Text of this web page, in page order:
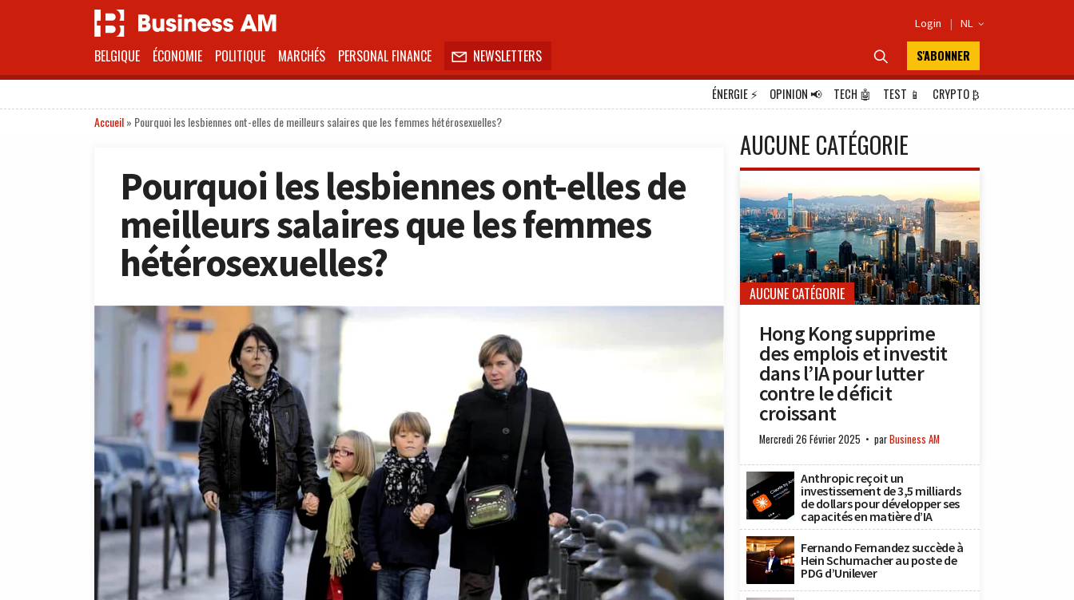
Login | NL 
BELGIQUE ÉCONOMIE POLITIQUE MARCHÉS PERSONAL FINANCE  NEWSLETTERS  S'ABONNER
ÉNERGIE⚡ OPINION📢 TECH 🤖 TEST 📱 CRYPTO₿
Accueil» Pourquoi les lesbiennes ont-elles de meilleurs salaires que les femmes hétérosexuelles?
Pourquoi les lesbiennes ont-elles de
meilleurs salaires que les femmes
hétérosexuelles?
AUCUNE CATÉGORIE
AUCUNE CATÉGORIE
Hong Kong supprime
des emplois et investit
dans l’IA pour lutter
contre le déficit
croissant
Mercredi 26 Février 2025 parBusiness AM
Anthropic reçoit un
investissement de 3,5 milliards
de dollars pour développer ses
capacités en matière d’IA
Fernando Fernandez succède à
Hein Schumacher au poste de
PDG d’Unilever